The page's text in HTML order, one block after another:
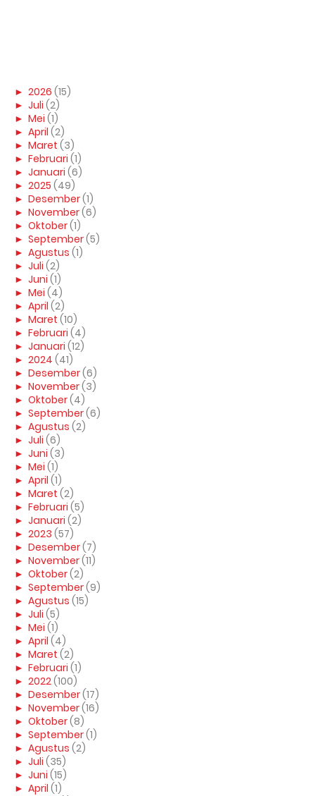
► 2026 (15)
► Juli (2)
► Mei (1)
► April (2)
► Maret (3)
► Februari (1)
► Januari (6)
► 2025 (49)
► Desember(1)
► November(6)
► Oktober(1)
► September(5)
► Agustus (1)
► Juli (2)
► Juni (1)
► Mei (4)
► April (2)
► Maret (10)
► Februari (4)
► Januari (12)
► 2024 (41)
► Desember(6)
► November(3)
► Oktober(4)
► September(6)
► Agustus (2)
► Juli (6)
► Juni (3)
► Mei (1)
► April (1)
► Maret (2)
► Februari (5)
► Januari (2)
► 2023 (57)
► Desember(7)
► November(11)
► Oktober(2)
► September(9)
► Agustus (15)
► Juli (5)
► Mei (1)
► April (4)
► Maret (2)
► Februari (1)
► 2022(100)
► Desember(17)
► November(16)
► Oktober(8)
► September(1)
► Agustus (2)
► Juli (35)
► Juni (15)
► April (1)